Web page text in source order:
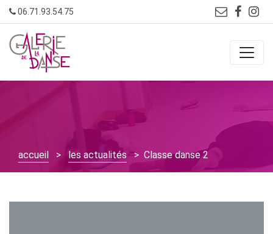
Skip
to
content
06.71.93.54.75
accueil > les actualités > Classe danse 2